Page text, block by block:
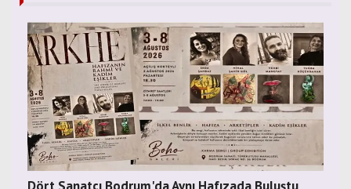
Dört Sanatçı Bodrum'da Aynı Hafızada Buluştu